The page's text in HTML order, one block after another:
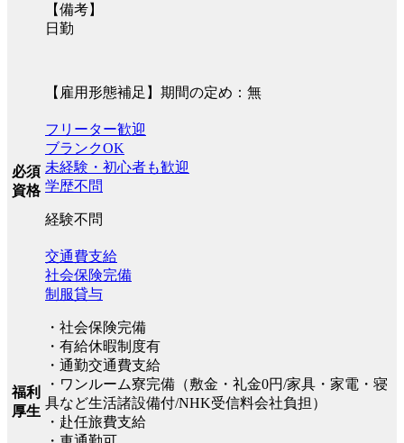
【備考】
日勤
【雇用形態補足】期間の定め：無
必須
資格
フリーター歓迎
ブランクOK
未経験・初心者も歓迎
学歴不問
経験不問
福利
厚生
交通費支給
社会保険完備
制服貸与
・社会保険完備
・有給休暇制度有
・通勤交通費支給
・ワンルーム寮完備（敷金・礼金0円/家具・家電・寝
具など生活諸設備付/NHK受信料会社負担）
・赴任旅費支給